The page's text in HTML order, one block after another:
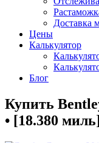
Доставка
Цены
Калькулятор
Блог
Купить
• [18.380